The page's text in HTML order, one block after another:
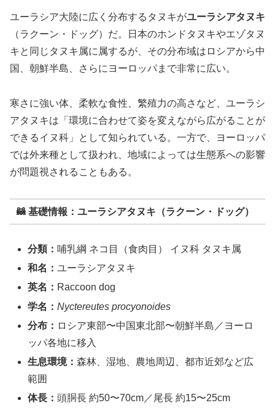
ユーラシア大陸に広く分布するタヌキがユーラシアタヌキ
（ラクーン・ドッグ）だ。日本のホンドタヌキやエゾタヌ
キと同じタヌキ属に属するが、その分布域はロシアから中
国、朝鮮半島、さらにヨーロッパまで非常に広い。
寒さに強い体、柔軟な食性、繁殖力の高さなど、ユーラシ
アタヌキは「環境に合わせて姿を変えながら広がることが
できるイヌ科」として知られている。一方で、ヨーロッパ
では外来種として扱われ、地域によっては生態系への影響
が問題視されることもある。
🦝 基礎情報：ユーラシアタヌキ（ラクーン・ドッグ）
分類： 哺乳綱 ネコ目（食肉目） イヌ科 タヌキ属
和名：ユーラシアタヌキ
英名： Raccoon dog
学名：Nyctereutes procyonoides
分布： ロシア東部〜中国東北部〜朝鮮半島／ヨーロ
ッパ各地に移入
生息環境：森林、湿地、農地周辺、都市近郊など広
範囲
体長：頭胴長 約50〜70cm／尾長 約15〜25cm